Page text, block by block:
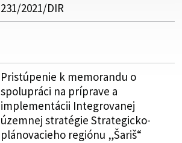
231/2021/DIR
Pristúpenie k memorandu o
spolupráci na príprave a
implementácii Integrovanej
územnej stratégie Strategicko-
plánovacieho regiónu „Šariš“